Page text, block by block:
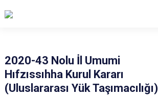
2020-43 Nolu İl Umumi
Hıfzıssıhha Kurul Kararı
(Uluslararası Yük Taşımacılığı)